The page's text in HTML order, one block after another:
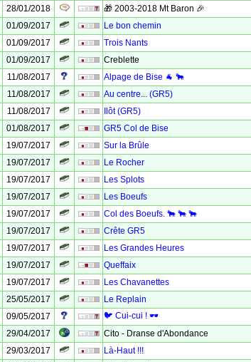
28/01/2018
🎁 2003-2018 Mt Baron 🎉
01/09/2017
Le bon chemin
01/09/2017
Trois Nants
01/09/2017
Creblette
11/08/2017
Alpage de Bise 🐐 🐂
11/08/2017
Au centre... (GR5)
11/08/2017
Ilôt (GR5)
01/08/2017
GR5 Col de Bise
19/07/2017
Sur la Brûle
19/07/2017
Le Rocher
19/07/2017
Les Splots
19/07/2017
Les Boeufs
19/07/2017
Col des Boeufs. 🐂 🐂 🐂
19/07/2017
Crête GR5
19/07/2017
Les Grandes Heures
19/07/2017
Queffaix
19/07/2017
Les Chavanettes
25/05/2017
Le Replain
09/05/2017
🐦 Cui-cui ! 🕶
29/04/2017
Cito - Dranse d'Abondance
29/03/2017
Là-Haut !!!